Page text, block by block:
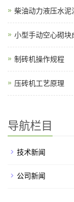
柴油动力液压水泥
小型手动空心砌块
制砖机操作规程
压砖机工艺原理
导航栏目
技术新闻
公司新闻